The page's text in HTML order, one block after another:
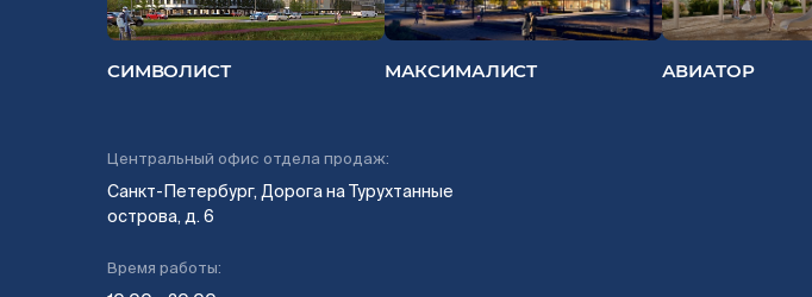
СИМВОЛИСТ МАКСИМАЛИСТ АВИАТОР
Центральный офис отдела продаж:
Санкт-Петербург, Дорога на Турухтанные
острова, д. 6
Время работы: